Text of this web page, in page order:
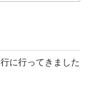
に行ってきました